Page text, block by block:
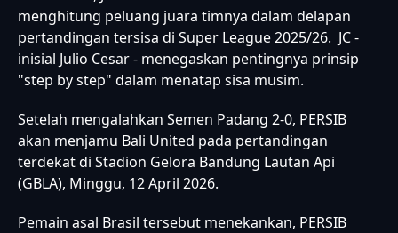
menghitung peluang juara timnya dalam delapan
pertandingan tersisa di Super League 2025/26. JC -
inisial Julio Cesar - menegaskan pentingnya prinsip
"step by step" dalam menatap sisa musim.
Setelah mengalahkan Semen Padang 2-0, PERSIB
akan menjamu Bali United pada pertandingan
terdekat di Stadion Gelora Bandung Lautan Api
(GBLA), Minggu, 12 April 2026.
Pemain asal Brasil tersebut menekankan, PERSIB